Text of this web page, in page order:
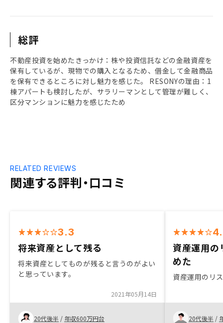
総評
不動産投資を始めたきっかけ：株や投資信託などの金融資産を
保有しているが、現物での購入となるため、借金して金融商品
を保有できるところに対し魅力を感じた。 RESONYの理由：1
棟アパートも検討したが、サラリーマンとして管理が難しく、
区分マンションに魅力を感じたため
関連する評判・口コミ
RELATED REVIEWS
3.3
将来資産として残る
将来資産としてものが残ると言うのがよい
と思っています。
2021年05月14日
20代後半 / 年収600万円台
資産運用の
めた
資産運用のリ
20代後半 /